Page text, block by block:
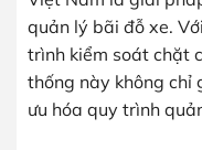
quản lý bãi đỗ xe.
trình kiểm soát chặt
thống này không chỉ
ưu hóa quy trình